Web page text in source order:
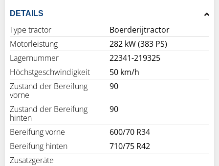
DETAILS
Type tractor
Boerderijtractor
Motorleistung
282 kW (383 PS)
Lagernummer
22341-219325
Höchstgeschwindigkeit
50 km/h
Zustand der Bereifung
vorne
90
Zustand der Bereifung
hinten
90
Bereifung vorne
600/70 R34
Bereifung hinten
710/75 R42
Zusatzgeräte